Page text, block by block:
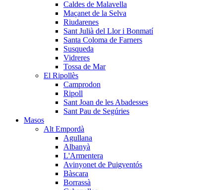
Caldes de Malavella
Maçanet de la Selva
Riudarenes
Sant Julià del Llor i Bonmatí
Santa Coloma de Farners
Susqueda
Vidreres
Tossa de Mar
El Ripollès
Camprodon
Ripoll
Sant Joan de les Abadesses
Sant Pau de Segúries
Masos
Alt Empordà
Agullana
Albanyà
L'Armentera
Avinyonet de Puigventós
Bàscara
Borrassà